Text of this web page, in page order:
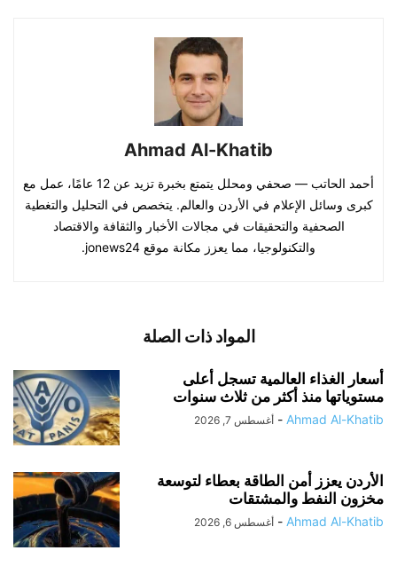
Ahmad Al-Khatib
أحمد الحاتب — صحفي ومحلل يتمتع بخبرة تزيد عن 12 عامًا، عمل مع
كبرى وسائل الإعلام في الأردن والعالم. يتخصص في التحليل والتغطية
الصحفية والتحقيقات في مجالات الأخبار والثقافة والاقتصاد
والتكنولوجيا، مما يعزز مكانة موقع jonews24.
المواد ذات الصلة
أسعار الغذاء العالمية تسجل أعلى
مستوياتها منذ أكثر من ثلاث سنوات
Ahmad Al-Khatib
- أغسطس 7, 2026
الأردن يعزز أمن الطاقة بعطاء لتوسعة
مخزون النفط والمشتقات
Ahmad Al-Khatib
- أغسطس 6, 2026